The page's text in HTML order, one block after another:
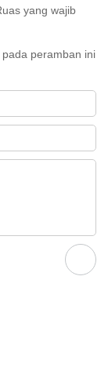
yang wajib
peramban ini